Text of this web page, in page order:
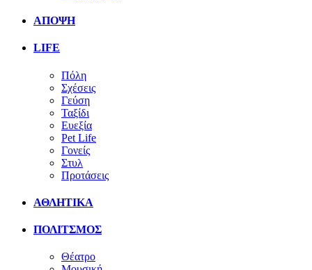
ΑΠΟΨΗ
LIFE
Πόλη
Σχέσεις
Γεύση
Ταξίδι
Ευεξία
Pet Life
Γονείς
Στυλ
Προτάσεις
ΑΘΛΗΤΙΚΑ
ΠΟΛΙΤΣΜΟΣ
Θέατρο